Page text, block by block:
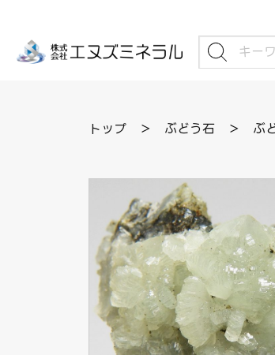
トップ ＞ ぶどう石 ＞ ぶ